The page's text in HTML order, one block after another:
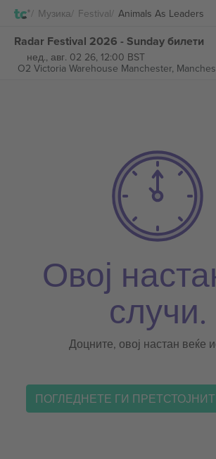
Музика Festival Animals As Leaders
Најави се
Radar Festival 2026 - Sunday билети
нед., авг. 02 26, 12:00 BST
O2 Victoria Warehouse Manchester,
Овој
случи.
Доцните, овој настан веќе
ПОГЛЕДНЕТЕ ГИ